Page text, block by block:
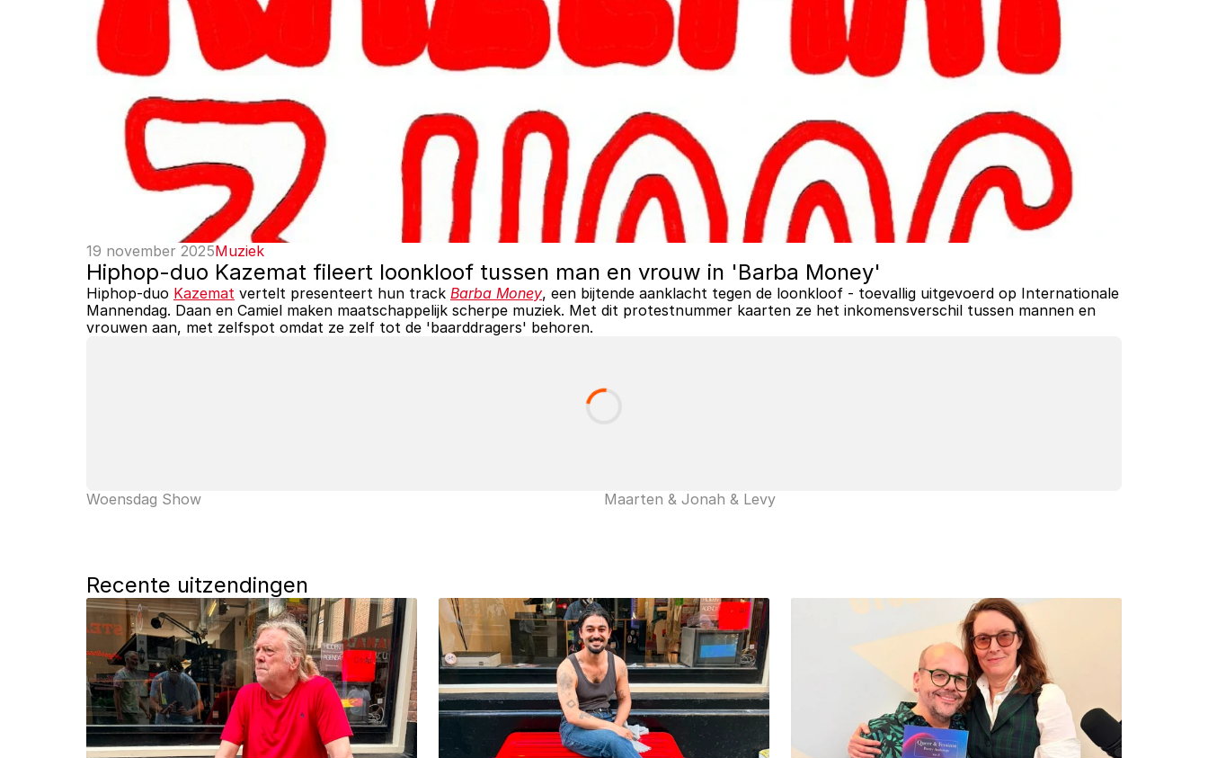
19 november 2025Muziek
Hiphop-duo Kazemat fileert loonkloof tussen man en vrouw in 'Barba Money'
Hiphop-duo Kazemat vertelt presenteert hun track Barba Money, een bijtende aanklacht tegen de loonkloof - toevallig uitgevoerd op Internationale
Mannendag. Daan en Camiel maken maatschappelijk scherpe muziek. Met dit protestnummer kaarten ze het inkomensverschil tussen mannen en
vrouwen aan, met zelfspot omdat ze zelf tot de 'baarddragers' behoren.
Woensdag Show Maarten & Jonah & Levy
Recente uitzendingen